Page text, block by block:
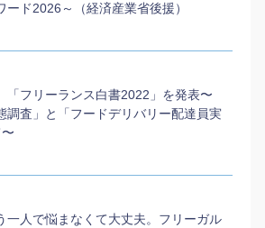
ード2026～（経済産業省後援）
「フリーランス白書2022」を発表〜
調査」と「フードデリバリー配達員実
一人で悩まなくて大丈夫。フリーガル